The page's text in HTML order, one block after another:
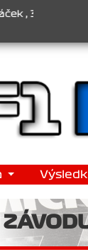
Jakub